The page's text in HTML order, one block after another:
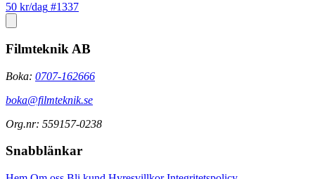
50 kr/dag #1337
Filmteknik AB
Boka: 0707-162666
boka@filmteknik.se
Org.nr: 559157-0238
Snabblänkar